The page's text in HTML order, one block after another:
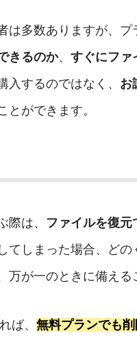
は多数ありますが、
きるのか、 すぐにファ
するのではなく、 お
とができます。
際は、 ファイルを復元
てしまった場合、ど
が一のときに備える
ば、 無料プランでも